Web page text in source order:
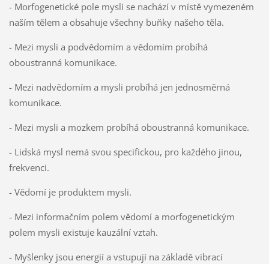
- Morfogenetické pole mysli se nachází v místě vymezeném
naším tělem a obsahuje všechny buňky našeho těla.
- Mezi mysli a podvědomím a vědomím probíhá
oboustranná komunikace.
- Mezi nadvědomím a mysli probíhá jen jednosměrná
komunikace.
- Mezi mysli a mozkem probíhá oboustranná komunikace.
- Lidská mysl nemá svou specifickou, pro každého jinou,
frekvenci.
- Vědomí je produktem mysli.
- Mezi informačním polem vědomí a morfogenetickým
polem mysli existuje kauzální vztah.
- Myšlenky jsou energií a vstupují na základě vibrací